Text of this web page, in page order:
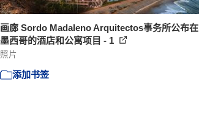
画廊 Sordo Madaleno Arquitectos事务所公布在
墨西哥的酒店和公寓项目 - 1
照片
添加书签